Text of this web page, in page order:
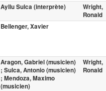
Ayllu Sulca (interprète)
Wright,
Ronald
Bellenger, Xavier
Aragon, Gabriel (musicien)
; Sulca, Antonio (musicien)
; Mendoza, Maximo
(musicien)
Wright,
Ronald